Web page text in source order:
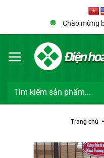
Chào mừng
Tìm
Trang chủ